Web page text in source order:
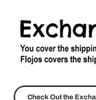
Check Out the